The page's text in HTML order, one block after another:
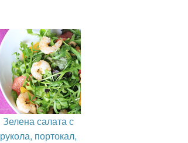
Зелена салата с
рукола, портокал,